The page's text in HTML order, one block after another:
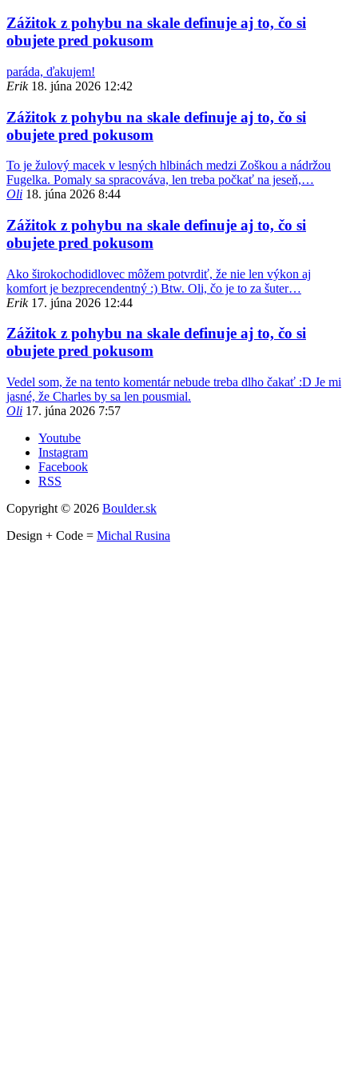
Zážitok z pohybu na skale definuje aj to, čo si
obujete pred pokusom
paráda, ďakujem!
Erik 18. júna 2026 12:42
Zážitok z pohybu na skale definuje aj to, čo si
obujete pred pokusom
To je žulový macek v lesných hlbinách medzi Zoškou a nádržou
Fugelka. Pomaly sa spracováva, len treba počkať na jeseň,…
Oli 18. júna 2026 8:44
Zážitok z pohybu na skale definuje aj to, čo si
obujete pred pokusom
Ako širokochodidlovec môžem potvrdiť, že nie len výkon aj
komfort je bezprecendentný :) Btw. Oli, čo je to za šuter…
Erik 17. júna 2026 12:44
Zážitok z pohybu na skale definuje aj to, čo si
obujete pred pokusom
Vedel som, že na tento komentár nebude treba dlho čakať :D Je mi
jasné, že Charles by sa len pousmial.
Oli 17. júna 2026 7:57
Youtube
Instagram
Facebook
RSS
Copyright © 2026 Boulder.sk
Design + Code = Michal Rusina